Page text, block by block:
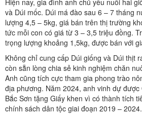
Hiện nay, gia đình anh chủ yếu nuôi hai
và Dúi mốc. Dúi má đào sau 6 – 7 tháng
lượng 4,5 – 5kg, giá bán trên thị trường
tức mỗi con có giá từ 3 – 3,5 triệu đồng.
trọng lượng khoảng 1,5kg, được bán với
Không chỉ cung cấp Dúi giống và Dúi thịt
còn sẵn lòng chia sẻ kinh nghiệm chăn
Anh cũng tích cực tham gia phong trào
địa phương. Năm 2024, anh vinh dự được
Bắc Sơn tặng Giấy khen vì có thành tích
chính sách dân tộc giai đoạn 2019 – 2024.